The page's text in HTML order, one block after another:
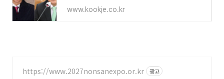
www.kookje.co.kr
https://www.2027nonsanexpo.or.kr 광고